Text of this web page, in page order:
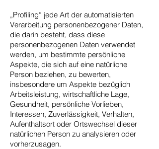
„Profiling“ jede Art der automatisierten
Verarbeitung personenbezogener Daten,
die darin besteht, dass diese
personenbezogenen Daten verwendet
werden, um bestimmte persönliche
Aspekte, die sich auf eine natürliche
Person beziehen, zu bewerten,
insbesondere um Aspekte bezüglich
Arbeitsleistung, wirtschaftliche Lage,
Gesundheit, persönliche Vorlieben,
Interessen, Zuverlässigkeit, Verhalten,
Aufenthaltsort oder Ortswechsel dieser
natürlichen Person zu analysieren oder
vorherzusagen.